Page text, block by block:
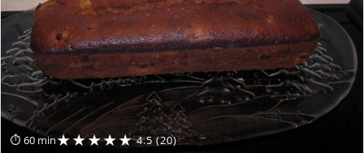
⏱ 60 min★★★★★ 4.5 (20)